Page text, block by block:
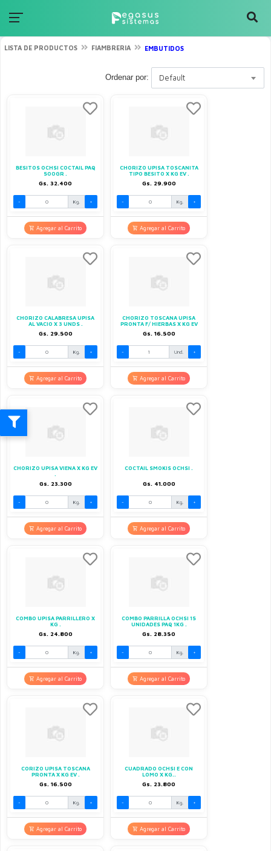
LISTA DE PRODUCTOS FIAMBRERIA EMBUTIDOS
Ordenar por: Default
BESITOS OCHSI COCTAIL PAQ
500GR .
Gs. 32.400
- Kg. +
Agregar al Carrito
CHORIZO UPISA TOSCANITA
TIPO BESITO X KG EV .
Gs. 29.900
- Kg. +
Agregar al Carrito
CHORIZO CALABRESA UPISA
AL VACIO X 3 UNDS .
Gs. 29.500
- Kg. +
Agregar al Carrito
CHORIZO TOSCANA UPISA
PRONTA F/ HIERBAS X KG EV
Gs. 16.500
- Und. +
Agregar al Carrito
CHORIZO UPISA VIENA X KG EV
.
Gs. 23.300
- Kg. +
Agregar al Carrito
COCTAIL SMOKIS OCHSI .
Gs. 41.000
- Kg. +
Agregar al Carrito
COMBO UPISA PARRILLERO X
KG .
Gs. 24.800
- Kg. +
Agregar al Carrito
COMBO PARRILLA OCHSI 15
UNIDADES PAQ 1KG .
Gs. 28.350
- Kg. +
Agregar al Carrito
CORIZO UPISA TOSCANA
PRONTA X KG EV .
Gs. 16.500
- Kg. +
Agregar al Carrito
CUADRADO OCHSI E CON
LOMO X KG..
Gs. 23.800
- Kg. +
Agregar al Carrito